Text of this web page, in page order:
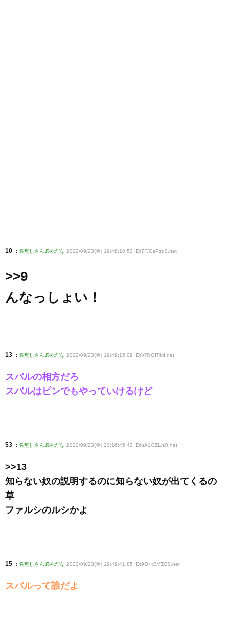
10 : 名無しさん必死だな 2022/09/23(金) 19:48:10.52 ID:7F/GsPzd0.net
>>9
んなっしょい！
13 : 名無しさん必死だな 2022/09/23(金) 19:49:15.09 ID:ViTcGITkd .net
スバルの相方だろ
スバルはピンでもやっていけるけど
53 : 名無しさん必死だな 2022/09/23(金) 20:16:45.42 ID:nA1GZLhi0 .net
>>13
知らない奴の説明するのに知らない奴が出てくるの
草
ファルシのルシかよ
15 : 名無しさん必死だな 2022/09/23(金) 19:49:41.85 ID:9O+c3VZO0 .net
スバルって誰だよ